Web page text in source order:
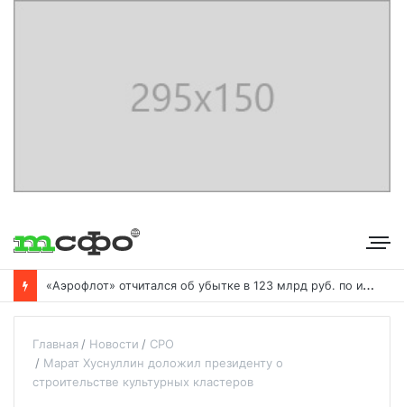
«
Аэрофлот» отчитался об убытке в 123 млрд руб. по итогам года пандемии
Главная Новости
СРО
Марат Хуснуллин доложил президенту о
строительстве культурных кластеров